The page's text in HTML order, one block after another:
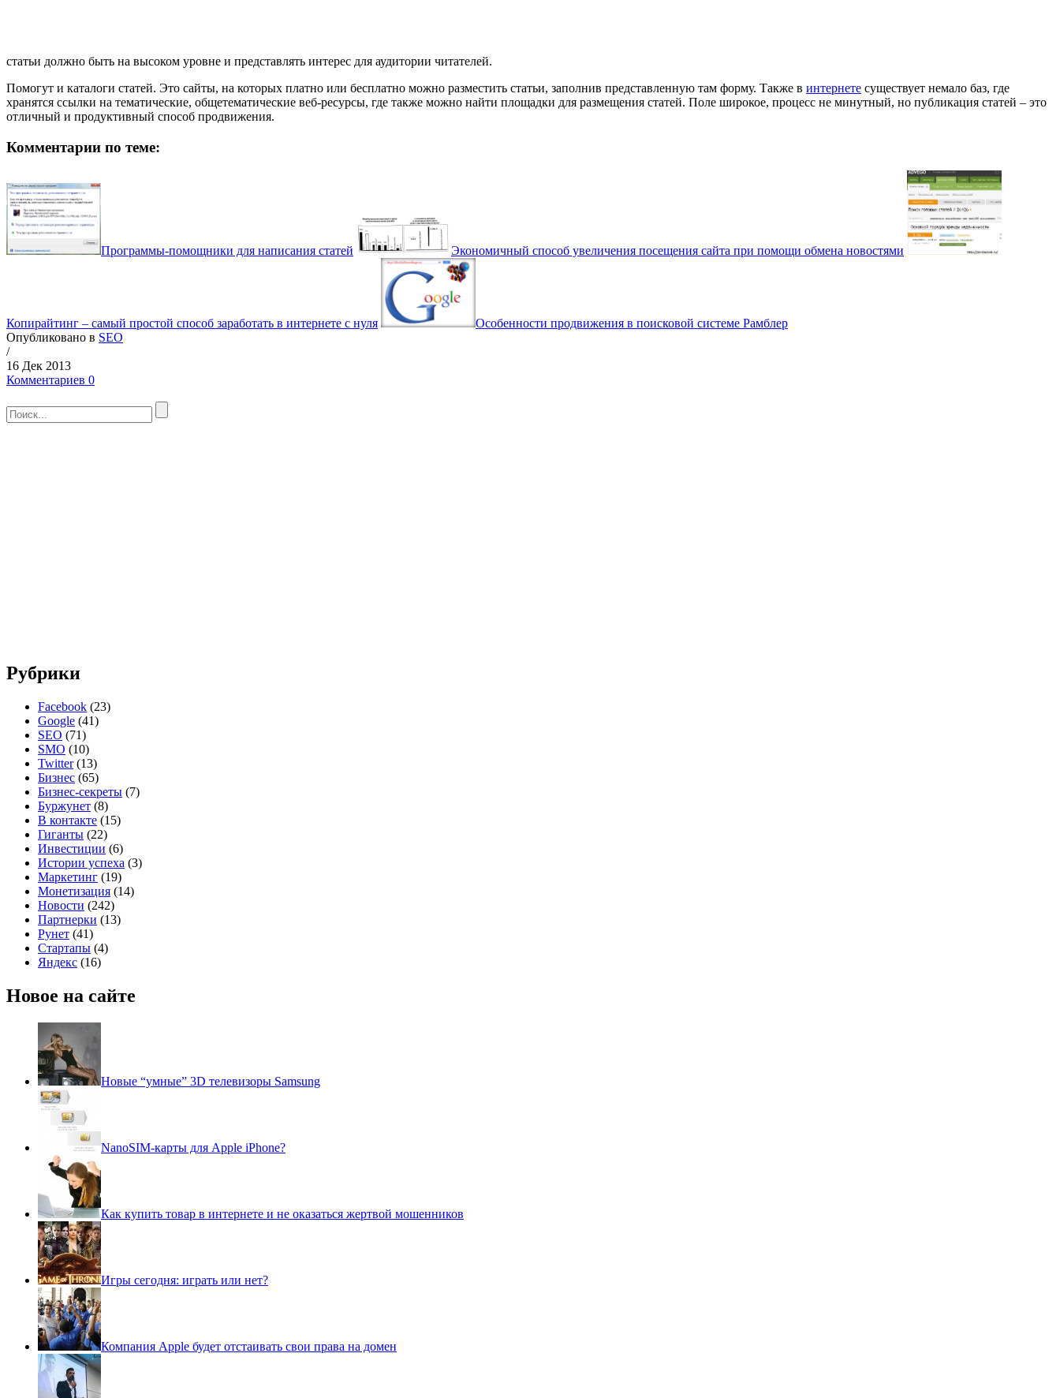
статьи должно быть на высоком уровне и представлять интерес для аудитории читателей.
Помогут и каталоги статей. Это сайты, на которых платно или бесплатно можно разместить статьи, заполнив представленную там форму. Также в интернете существует немало баз, где
хранятся ссылки на тематические, общетематические веб-ресурсы, где также можно найти площадки для размещения статей. Поле широкое, процесс не минутный, но публикация статей – это
отличный и продуктивный способ продвижения.
Комментарии по теме:
Программы-помощники для написания статей Экономичный способ увеличения посещения сайта при помощи обмена новостями
Копирайтинг – самый простой способ заработать в интернете с нуля
Особенности продвижения в поисковой системе Рамблер
Опубликовано в SEO
/
16 Дек 2013
Комментариев 0
Рубрики
Facebook (23)
Google (41)
SEO (71)
SMO (10)
Twitter(13)
Бизнес (65)
Бизнес-секреты (7)
Буржунет (8)
В контакте (15)
Гиганты (22)
Инвестиции (6)
Истории успеха (3)
Маркетинг (19)
Монетизация (14)
Новости (242)
Партнерки (13)
Рунет (41)
Стартапы (4)
Яндекс (16)
Новое на сайте
Новые “умные” 3D телевизоры Samsung
NanoSIM-карты для Apple iPhone?
Как купить товар в интернете и не оказаться жертвой мошенников
Игры сегодня: играть или нет?
Компания Apple будет отстаивать свои права на домен